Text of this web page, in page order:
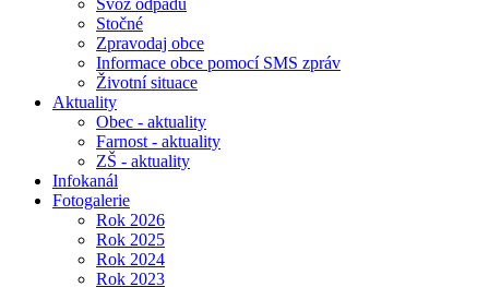
Svoz odpadu
Stočné
Zpravodaj obce
Informace obce pomocí SMS zpráv
Životní situace
Aktuality
Obec - aktuality
Farnost - aktuality
ZŠ - aktuality
Infokanál
Fotogalerie
Rok 2026
Rok 2025
Rok 2024
Rok 2023